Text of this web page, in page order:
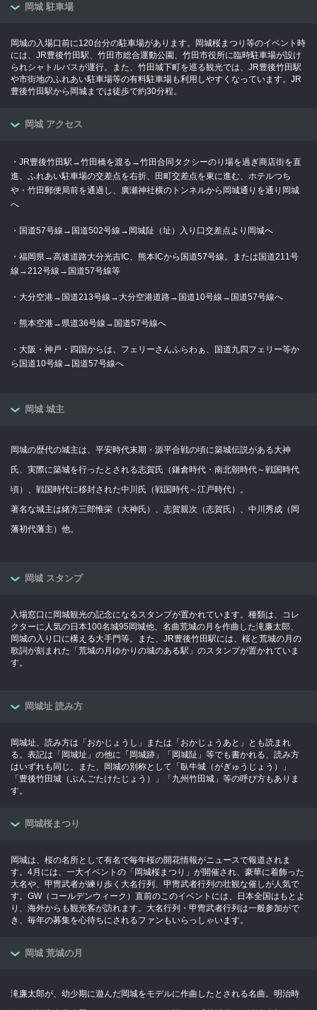
岡城 駐車場
岡城の入場口前に120台分の駐車場があります。岡城桜まつり等のイベント時
には、JR豊後竹田駅、竹田市総合運動公園、竹田市役所に臨時駐車場が設け
られシャトルバスが運行。また、竹田城下町を巡る観光では、JR豊後竹田駅
や市街地のふれあい駐車場等の有料駐車場も利用しやすくなっています。JR
豊後竹田駅から岡城までは徒歩で約30分程。
岡城 アクセス
・JR豊後竹田駅→竹田橋を渡る→竹田合同タクシーのり場を過ぎ商店街を直
進、ふれあい駐車場の交差点を右折、田町交差点を東に進む、ホテルつち
や・竹田郵便局前を通過し、廣瀬神社横のトンネルから岡城通りを通り岡城
へ
・国道57号線→国道502号線→岡城阯（址）入り口交差点より岡城へ
・福岡県→高速道路大分光吉IC、熊本ICから国道57号線。または国道211号
線→212号線→国道57号線等
・大分空港→国道213号線→大分空港道路→国道10号線→国道57号線へ
・熊本空港→県道36号線→国道57号線へ
・大阪・神戸・四国からは、フェリーさんふらわぁ、国道九四フェリー等か
ら国道10号線→国道57号線へ
岡城 城主
岡城の歴代の城主は、平安時代末期・源平合戦の頃に築城伝説がある大神
氏、実際に築城を行ったとされる志賀氏（鎌倉時代・南北朝時代～戦国時代
頃）、戦国時代に移封された中川氏（戦国時代～江戸時代）。
著名な城主は緒方三郎惟栄（大神氏）、志賀親次（志賀氏）、中川秀成（岡
藩初代藩主）他。
岡城 スタンプ
入場窓口に岡城観光の記念になるスタンプが置かれています。種類は、コレ
クターに人気の日本100名城95岡城他、名曲荒城の月を作曲した滝廉太郎、
岡城の入り口に構える大手門等。また、JR豊後竹田駅には、桜と荒城の月の
歌詞が刻まれた「荒城の月ゆかりの城のある駅」のスタンプが置かれていま
す。
岡城址 読み方
岡城址、読み方は「おかじょうし」または「おかじょうあと」とも読まれ
る。表記は「岡城址」の他に「岡城跡」「岡城阯」等でも書かれる、読み方
はいずれも同じ。また、岡城の別称として「臥牛城（がぎゅうじょう）」
「豊後竹田城（ぶんごたけたじょう）」「九州竹田城」等の呼び方もありま
す。
岡城桜まつり
岡城は、桜の名所として有名で毎年桜の開花情報がニュースで報道されま
す。4月には、一大イベントの「岡城桜まつり」が開催され、豪華に着飾った
大名や、甲冑武者が練り歩く大名行列、甲冑武者行列の壮観な催しが人気で
す。GW（コールデンウィーク）直前のこのイベントには、日本全国はもとよ
り、海外からも観光客が訪れます。大名行列・甲冑武者行列は一般参加がで
き、毎年の募集を心待ちにされるファンもいらっしゃいます。
岡城 荒城の月
滝廉太郎が、幼少期に遊んだ岡城をモデルに作曲したとされる名曲。明治時